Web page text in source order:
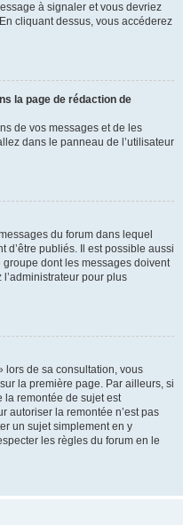
à signaler et vous devriez
cliquant dessus, vous accéderez
la page de rédaction de
de vos messages et de les
dans le panneau de l’utilisateur
du forum dans lequel
d’être publiés. Il est possible aussi
dont les messages doivent
pour plus
lors de sa consultation, vous
la première page. Par ailleurs, si
la remontée de sujet est
autoriser la remontée n’est pas
un sujet simplement en y
les règles du forum en le